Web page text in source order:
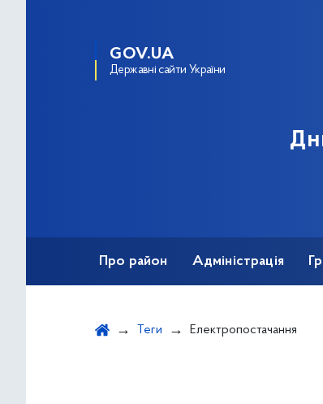
GOV.UA
Державні сайти України
Про район Адміністрація
Теги Електропостачання